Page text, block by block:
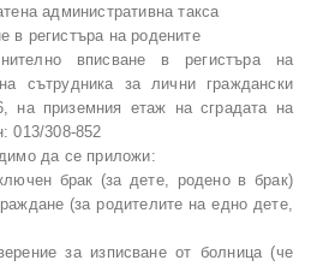
административна такса
в регистъра на родените
вписване в регистъра на
сътрудника за лични граждански
приземния етаж на сградата на
013/308-852
да се приложи:
брак (за дете, родено в брак)
(за родителите на едно дете,
за изписване от болница (че